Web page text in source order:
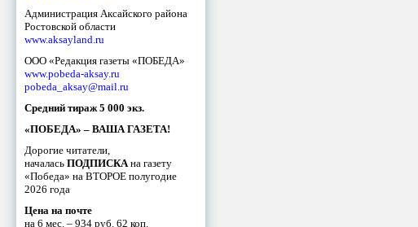
Администрация Аксайского района
Ростовской области
www.aksayland.ru
ООО «Редакция газеты «ПОБЕДА»
www.pobeda-aksay.ru
pobeda_aksay@mail.ru
Средний тираж 5 000 экз.
«ПОБЕДА» – ВАША ГАЗЕТА!
Дорогие читатели,
началась ПОДПИСКАна газету
«Победа» на ВТОРОЕ полугодие
2026 года
Цена на почте
на 6 мес. – 934 руб. 62 коп.